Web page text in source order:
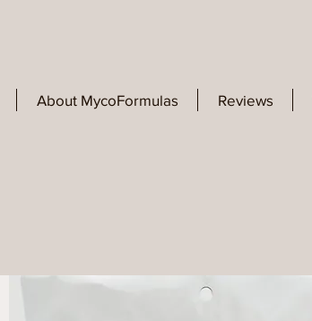
About MycoFormulas Reviews